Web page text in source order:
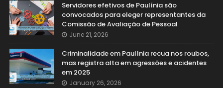
Servidores efetivos de Paulínia são
convocados para eleger representantes da
Comissão de Avaliação de Pessoal
June 21, 2026
Criminalidade em Paulínia recua nos roubos,
mas registra alta em agressões e acidentes
em 2025
January 26, 2026